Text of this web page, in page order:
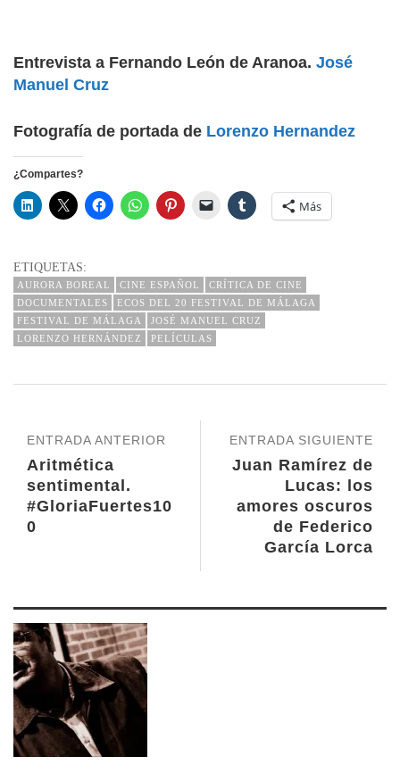
Entrevista a Fernando León de Aranoa. José
Manuel Cruz
Fotografía de portada de Lorenzo Hernandez
¿Compartes?
Más
ETIQUETAS:
AURORA BOREAL CINE ESPAÑOL
CRÍTICA DE CINE
DOCUMENTALES
ECOS DEL 20 FESTIVAL DE MÁLAGA
FESTIVAL DE MÁLAGA
JOSÉ MANUEL CRUZ
LORENZO HERNÁNDEZ
PELÍCULAS
ENTRADA SIGUIENTE
Juan Ramírez de
Lucas: los
amores oscuros
de Federico
García Lorca
ENTRADA ANTERIOR
Aritmética
sentimental.
#GloriaFuertes10
0